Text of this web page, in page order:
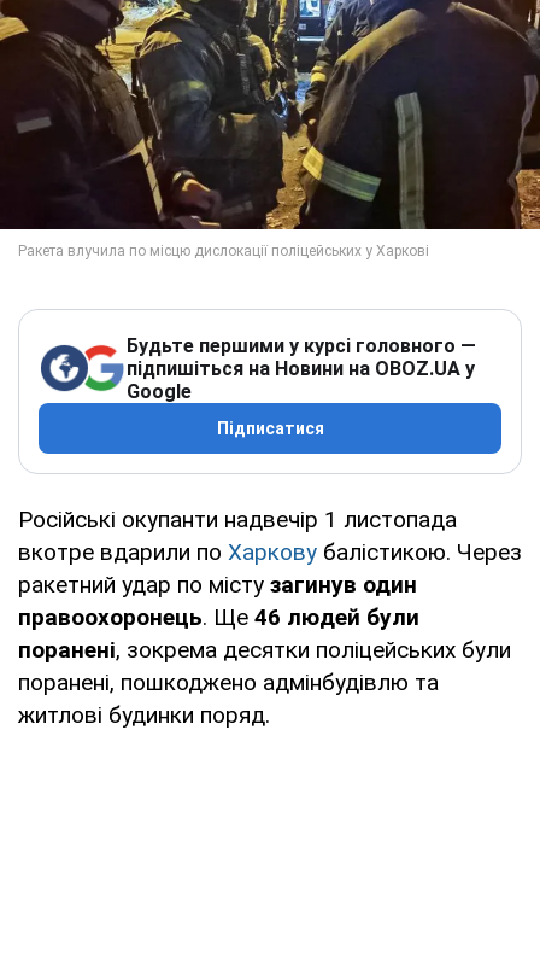
Будьте першими у курсі головного —
підпишіться на Новини на OBOZ.UA у
Google
Підписатися
Російські окупанти надвечір 1 листопада
вкотре вдарили по Харкову балістикою. Через
ракетний удар по місту загинув один
правоохоронець. Ще 46 людей були
поранені, зокрема десятки поліцейських були
поранені, пошкоджено адмінбудівлю та
житлові будинки поряд.